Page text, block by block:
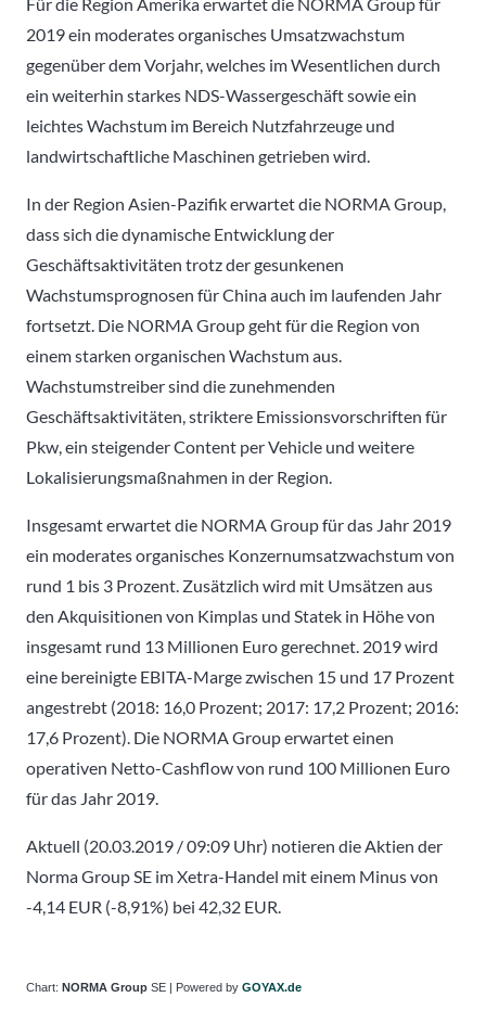
2019 ein moderates organisches Umsatzwachstum
gegenüber dem Vorjahr, welches im Wesentlichen durch
ein weiterhin starkes NDS-Wassergeschäft sowie ein
leichtes Wachstum im Bereich Nutzfahrzeuge und
landwirtschaftliche Maschinen getrieben wird.
In der Region Asien-Pazifik erwartet die NORMA Group,
dass sich die dynamische Entwicklung der
Geschäftsaktivitäten trotz der gesunkenen
Wachstumsprognosen für China auch im laufenden Jahr
fortsetzt. Die NORMA Group geht für die Region von
einem starken organischen Wachstum aus.
Wachstumstreiber sind die zunehmenden
Geschäftsaktivitäten, striktere Emissionsvorschriften für
Pkw, ein steigender Content per Vehicle und weitere
Lokalisierungsmaßnahmen in der Region.
Insgesamt erwartet die NORMA Group für das Jahr 2019
ein moderates organisches Konzernumsatzwachstum von
rund 1 bis 3 Prozent. Zusätzlich wird mit Umsätzen aus
den Akquisitionen von Kimplas und Statek in Höhe von
insgesamt rund 13 Millionen Euro gerechnet. 2019 wird
eine bereinigte EBITA-Marge zwischen 15 und 17 Prozent
angestrebt (2018: 16,0 Prozent; 2017: 17,2 Prozent; 2016:
17,6 Prozent). Die NORMA Group erwartet einen
operativen Netto-Cashflow von rund 100 Millionen Euro
für das Jahr 2019.
Aktuell (20.03.2019 / 09:09 Uhr) notieren die Aktien der
Norma Group SE im Xetra-Handel mit einem Minus von
-4,14 EUR (-8,91%) bei 42,32 EUR.
Chart: NORMA Group SE | Powered by GOYAX.de